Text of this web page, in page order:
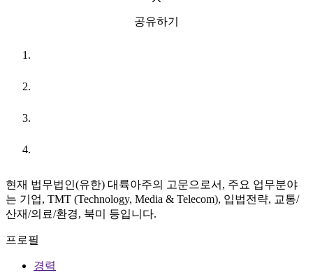
공유하기
현재 법무법인(유한) 대륙아주의 고문으로서, 주요 업무분야
는 기업, TMT (Technology, Media & Telecom), 입법전략, 교통/
산재/의료/환경, 북미 등입니다.
프로필
경력